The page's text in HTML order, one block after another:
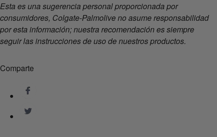
Esta es una sugerencia personal proporcionada por
consumidores, Colgate-Palmolive no asume responsabilidad
por esta información; nuestra recomendación es siempre
seguir las instrucciones de uso de nuestros productos.
Comparte